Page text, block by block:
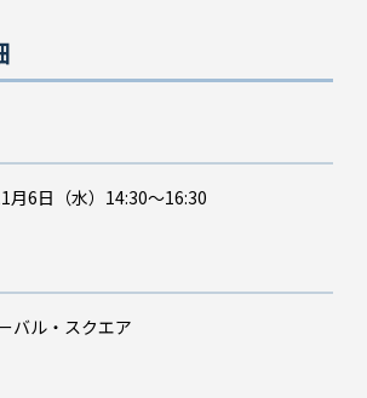
月6日（水）14:30～16:30
バル・スクエア